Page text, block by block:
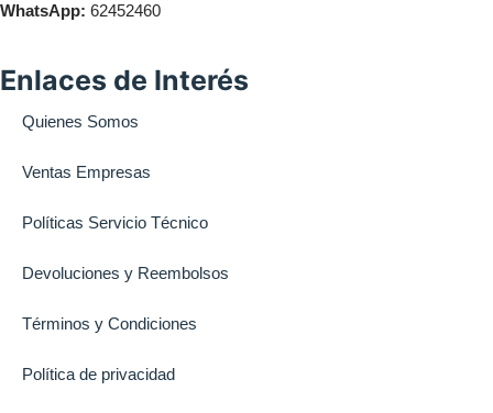
WhatsApp: 62452460
Enlaces de Interés
Quienes Somos
Ventas Empresas
Políticas Servicio Técnico
Devoluciones y Reembolsos
Términos y Condiciones
Política de privacidad